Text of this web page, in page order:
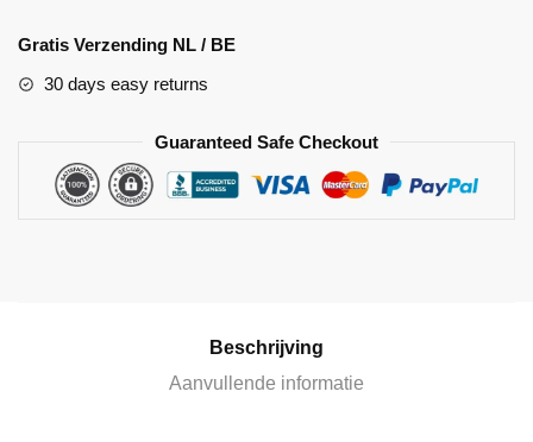
l
e
Gratis Verzending NL / BE
30 days easy returns
Guaranteed Safe Checkout
Beschrijving
Aanvullende informatie